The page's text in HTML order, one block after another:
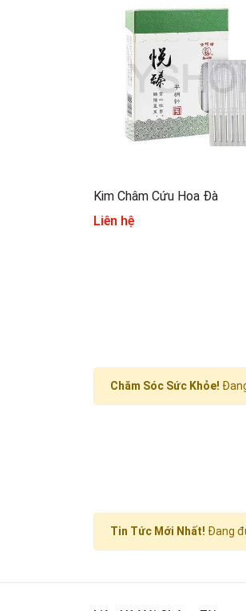
Kim Châm Cứu Hoa Đà
Liên hệ
Chăm Sóc Sức Khỏe!
Tin Tức Mới Nhất! Đang